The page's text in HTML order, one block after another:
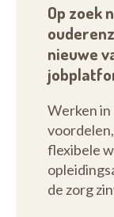
Op zoek
nieuwe
Werken in
flexibele
de zorg